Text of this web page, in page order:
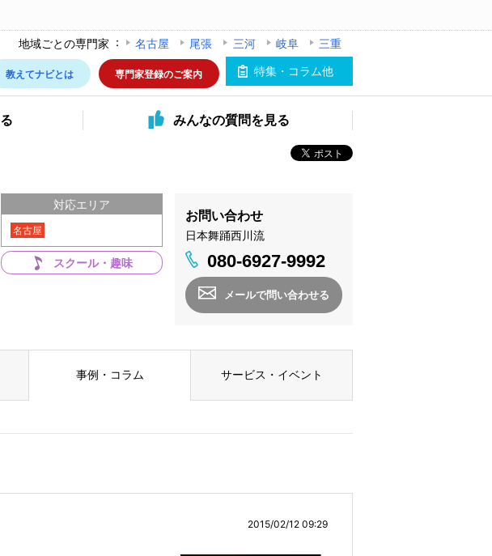
地域ごとの専門家 名古屋 尾張 三河 岐阜
三重
特集・コラム他
教えてナビとは 専門家登録のご案内
みんなの質問を見る
お問い合わせ
日本舞踊西川流
080-6927-9992
メールで問い合わせる
対応エリア
名古屋
スクール・趣味
事例・コラム サービス・イベント
2015/02/12 09:29